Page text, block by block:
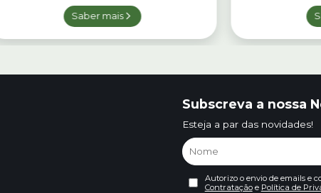
Saber mais
Subscreva a nossa
Esteja a par das novidades!
Autorizo o envio de emails e
Contrataçãoe Política de